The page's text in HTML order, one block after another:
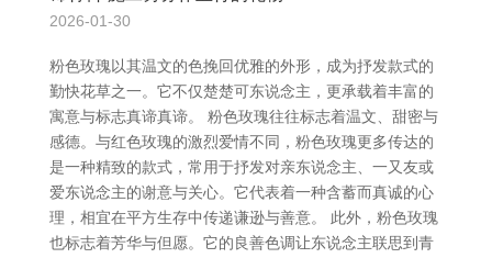
2026-01-30
粉色玫瑰以其温文的色挽回优雅的外形，成为抒发款式的
勤快花草之一。它不仅楚楚可东说念主，更承载着丰富的
寓意与标志真谛真谛。 粉色玫瑰往往标志着温文、甜密与
感德。与红色玫瑰的激烈爱情不同，粉色玫瑰更多传达的
是一种精致的款式，常用于抒发对亲东说念主、一又友或
爱东说念主的谢意与关心。它代表着一种含蓄而真诚的心
理，相宜在平方生存中传递谦逊与善意。 此外，粉色玫瑰
也标志着芳华与但愿。它的良善色调让东说念主联思到青